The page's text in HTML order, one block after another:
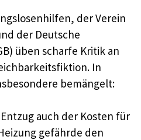
der Verein
der Deutsche
üben scharfe Kritik an
In
bemängelt:
auch der Kosten für
gefährde den